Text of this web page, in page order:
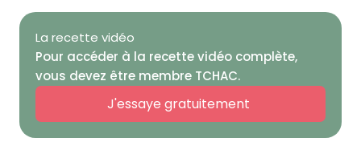
La recette vidéo
Pour accéder à la recette vidéo complète,
vous devez être membre TCHAC.
J'essaye gratuitement